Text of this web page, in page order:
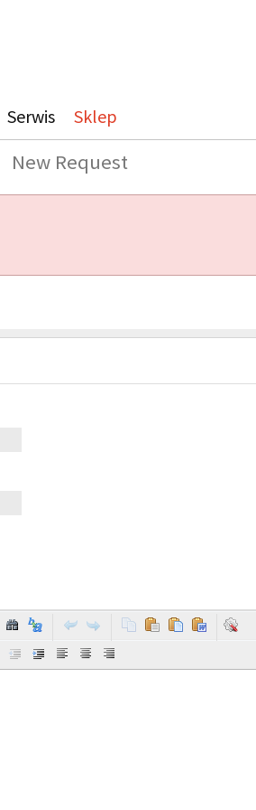
Serwis Sklep
New Request